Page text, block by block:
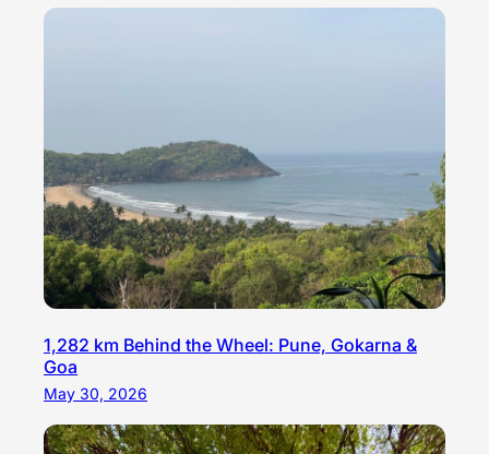
1,282 km Behind the Wheel: Pune, Gokarna &
Goa
May 30, 2026